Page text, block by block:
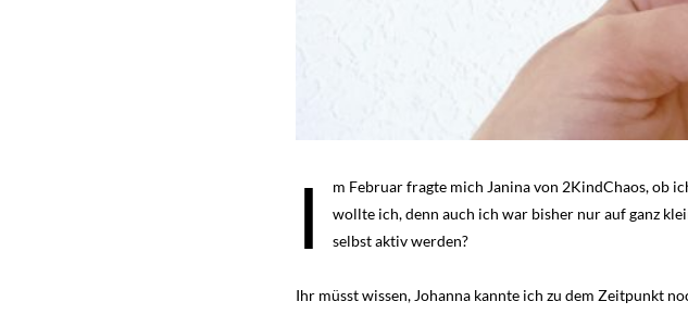
I
m Februar fragte mich Janina von 2KindChaos, ob
wollte ich, denn auch ich war bisher nur auf ganz
selbst aktiv werden?
Ihr müsst wissen, Johanna kannte ich zu dem Zeitpunkt